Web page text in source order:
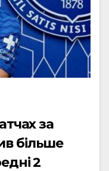
за
більше
2